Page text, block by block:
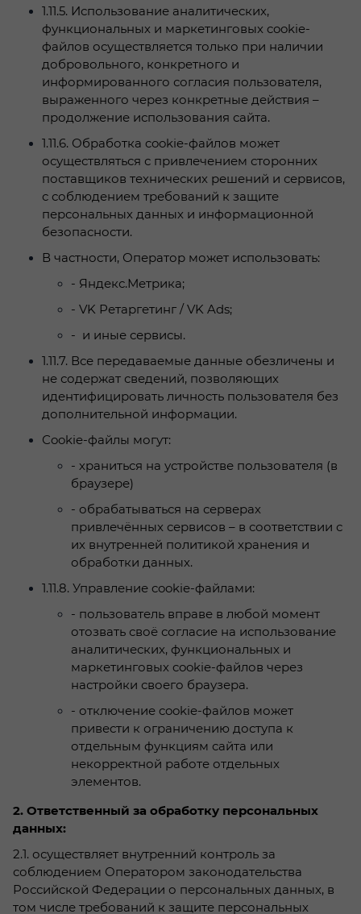
1.11.5. Использование аналитических,
функциональных и маркетинговых cookie-
файлов осуществляется только при наличии
добровольного, конкретного и
информированного согласия пользователя,
выраженного через конкретные действия –
продолжение использования сайта.
1.11.6. Обработка cookie-файлов может
осуществляться с привлечением сторонних
поставщиков технических решений и сервисов,
с соблюдением требований к защите
персональных данных и информационной
безопасности.
В частности, Оператор может использовать:
- Яндекс.Метрика;
- VK Ретаргетинг / VK Ads;
- и иные сервисы.
1.11.7. Все передаваемые данные обезличены и
не содержат сведений, позволяющих
идентифицировать личность пользователя без
дополнительной информации.
Сookie-файлы могут:
- храниться на устройстве пользователя (в
браузере)
- обрабатываться на серверах
привлечённых сервисов – в соответствии с
их внутренней политикой хранения и
обработки данных.
1.11.8. Управление cookie-файлами:
- пользователь вправе в любой момент
отозвать своё согласие на использование
аналитических, функциональных и
маркетинговых cookie-файлов через
настройки своего браузера.
- отключение cookie-файлов может
привести к ограничению доступа к
отдельным функциям сайта или
некорректной работе отдельных
элементов.
2. Ответственный за обработку персональных
данных:
2.1. осуществляет внутренний контроль за
соблюдением Оператором законодательства
Российской Федерации о персональных данных, в
том числе требований к защите персональных